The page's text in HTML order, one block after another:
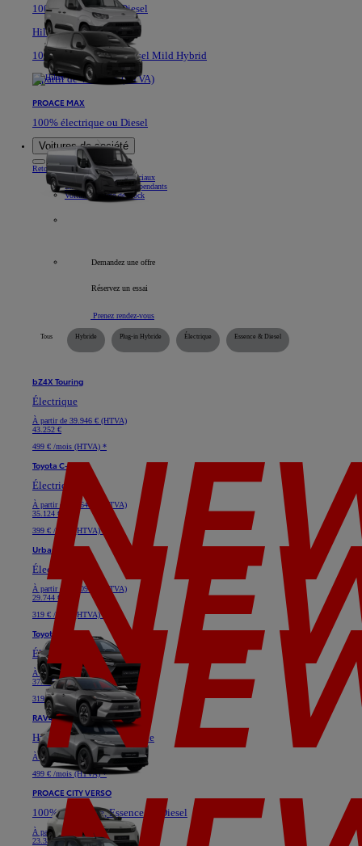
100% électrique ou Diesel
Hilux
100% Electrique ou Diesel Mild Hybrid
A partir de 40.361 € (HTVA)
PROACE MAX
100% électrique ou Diesel
Voitures de société
RetourÉlément
Nos véhicules commerciaux
Informations pour indépendants
Voitures société de stock
Demandez une offre
Réservez un essai
Prenez rendez-vous
Tous Hybride Plug-in Hybride Électrique Essence & Diesel
bZ4X Touring
Électrique
À partir de 39.946 € (HTVA)
43.252 €
499 € /mois (HTVA) *
Toyota C-HR+
Électrique
À partir de
32.645 € (HTVA)
35.124 €
399 € /mois (HTVA) *
Urban Cruiser
Électrique
À partir de
28.091 € (HTVA)
29.744 €
319 € /mois (HTVA) *
Toyota bZ4X
Électrique
À partir de
33.719 € (HTVA)
37.025 €
319 € /mois (HTVA) *
RAV4
Hybride ou Plug-in Hybride
À partir de40.628 € (HTVA)
499 € /mois (HTVA) *
PROACE CITY VERSO
100% électrique, Essence ou Diesel
À partir de
19.364 € (HTVA)
23.331 €